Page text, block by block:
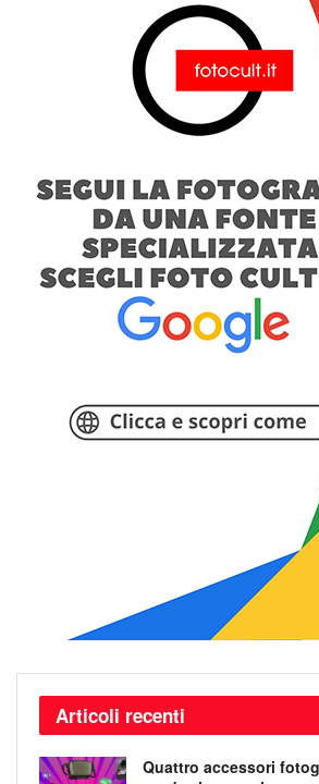
Articoli recenti
Quattro accessori